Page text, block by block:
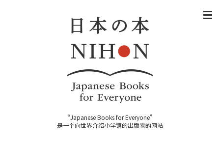
“Japanese Books for Everyone”
是一个向世界介绍小学馆的出版物的网站